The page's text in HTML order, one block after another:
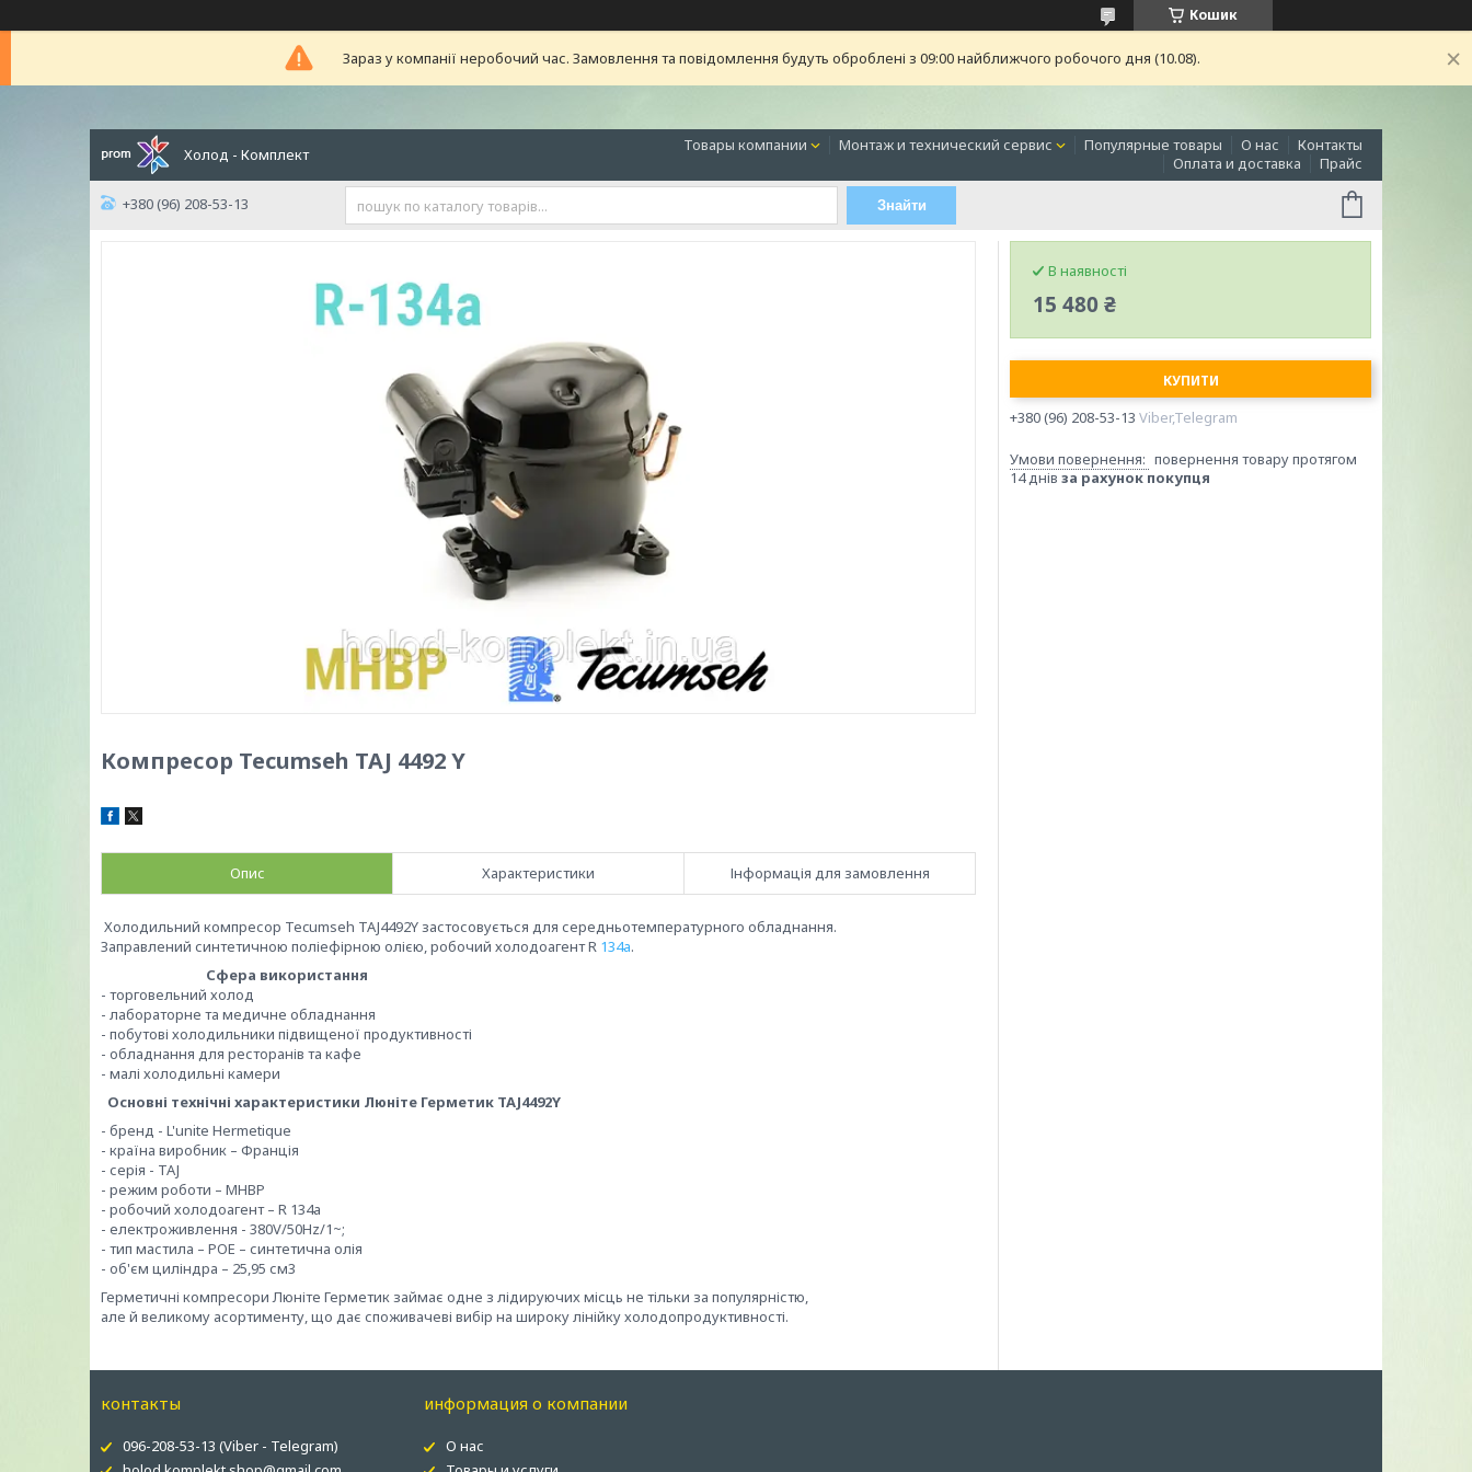
Кошик
Зараз у компанії неробочий час. Замовлення та повідомлення будуть оброблені з 09:00 найближчого робочого дня (10.08).
Холод - Комплект Товары компании Монтаж и технический сервис Популярные товары О нас
Контакты
Оплата и доставка
Прайс
+380 (96) 208-53-13 Знайти
Компресор Tecumseh TAJ 4492 Y
Опис Характеристики Інформація для замовлення
Холодильний компресор Tecumseh TAJ4492Y застосовується для середньотемпературного обладнання.
Заправлений синтетичною поліефірною олією, робочий холодоагент R 134a.
Сфера використання
- торговельний холод
- лабораторне та медичне обладнання
- побутові холодильники підвищеної продуктивності
- обладнання для ресторанів та кафе
- малі холодильні камери
Основні технічні характеристики Люніте Герметик TAJ4492Y
- бренд - L'unite Hermetique
- країна виробник – Франція
- серія - TAJ
- режим роботи – MHBP
- робочий холодоагент – R 134a
- електроживлення - 380V/50Hz/1~;
- тип мастила – POE – синтетична олія
- об'єм циліндра – 25,95 см3
Герметичні компресори Люніте Герметик займає одне з лідируючих місць не тільки за популярністю,
але й великому асортименту, що дає споживачеві вибір на широку лінійку холодопродуктивності.
В наявності
15 480 ₴
КУПИТИ
+380 (96) 208-53-13 Viber,Telegram
повернення товару протягом
14 днів за рахунок покупця
контакты
096-208-53-13 (Viber - Telegram)
информация о компании
О нас